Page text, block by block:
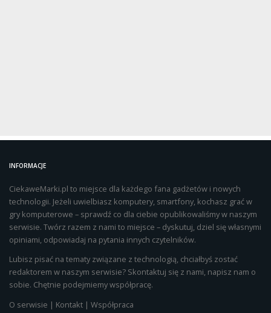
INFORMACJE
CiekaweMarki.pl to miejsce dla każdego fana gadżetów i nowych
technologii. Jeżeli uwielbiasz komputery, smartfony, kochasz grać w
gry komputerowe – sprawdź co dla ciebie opublikowaliśmy w naszym
serwisie. Twórz razem z nami to miejsce – dyskutuj, dziel się własnymi
opiniami, odpowiadaj na pytania innych czytelników.
Lubisz pisać na tematy związane z technologią, chciałbyś zostać
redaktorem w naszym serwisie? Skontaktuj się z nami, napisz nam o
sobie. Chętnie podejmiemy współpracę.
O serwisie | Kontakt | Współpraca